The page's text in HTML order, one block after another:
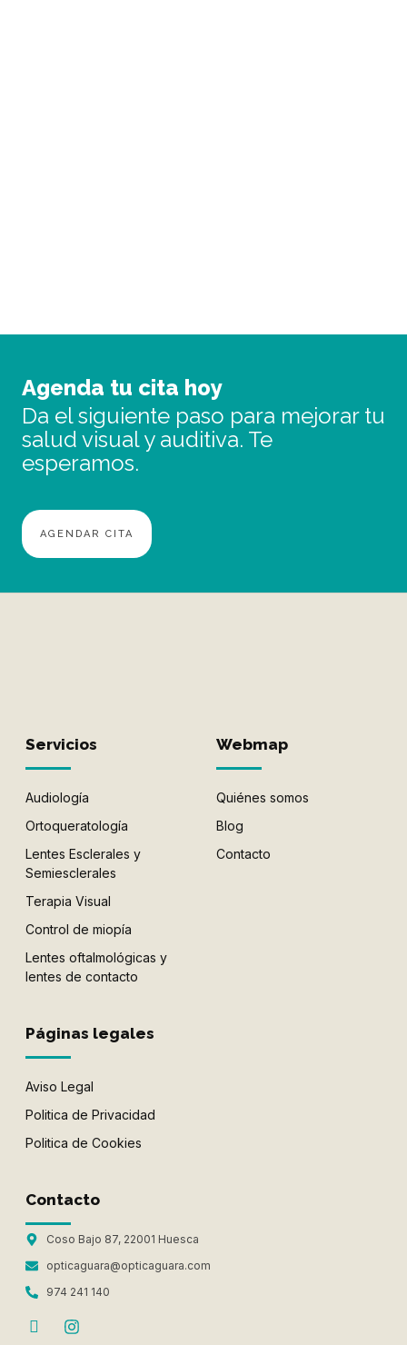
Agenda tu cita hoy
Da el siguiente paso para mejorar tu
salud visual y auditiva. Te
esperamos.
AGENDAR CITA
Servicios
Audiología
Ortoqueratología
Lentes Esclerales y
Semiesclerales
Terapia Visual
Control de miopía
Lentes oftalmológicas y
lentes de contacto
Webmap
Quiénes somos
Blog
Contacto
Páginas legales
Aviso Legal
Politica de Privacidad
Politica de Cookies
Contacto
Coso Bajo 87, 22001 Huesca
opticaguara@opticaguara.com
974 241 140